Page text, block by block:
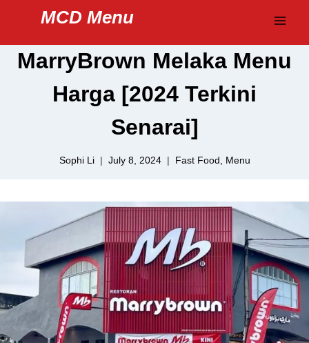
content
MCD Menu
MarryBrown Melaka Menu
Harga [2024 Terkini
Senarai]
Sophi Li July 8, 2024 Fast Food Menu